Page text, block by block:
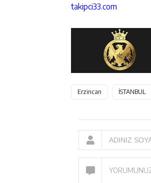
takipci33.com
Erzincan İSTANBUL